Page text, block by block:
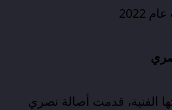
الفنية، قدمت أصالة نصري